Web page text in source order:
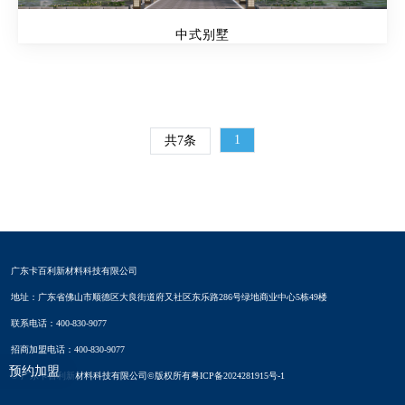
中式别墅
共7条 1
预约加盟
广东卡百利新材料科技有限公司
地址：广东省佛山市顺德区大良街道府又社区东乐路286号绿地商业中心5栋49楼
联系电话：400-830-9077
招商加盟电话：400-830-9077
© 广东卡百利新材料科技有限公司©版权所有粤ICP备2024281915号-1